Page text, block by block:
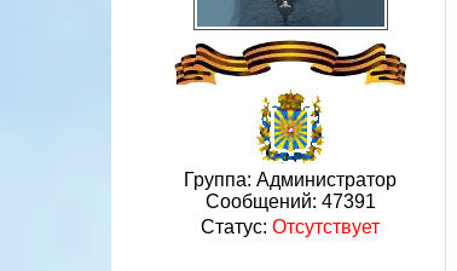
Группа: Администратор
Сообщений: 47391
Статус: Отсутствует